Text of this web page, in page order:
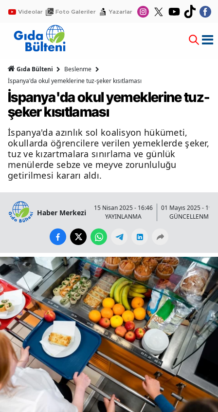
Videolar Foto Galeriler Yazarlar
Gıda Bülteni
Beslenme
İspanya'da okul yemeklerine tuz-şeker kısıtlaması
İspanya'da okul yemeklerine tuz-
şeker kısıtlaması
İspanya'da azınlık sol koalisyon hükümeti,
okullarda öğrencilere verilen yemeklerde şeker,
tuz ve kızartmalara sınırlama ve günlük
menülerde sebze ve meyve zorunluluğu
getirilmesi kararı aldı.
Haber Merkezi
15 Nisan 2025 - 16:46
YAYINLANMA
01 Mayıs 2025 -
GÜNCELLENME